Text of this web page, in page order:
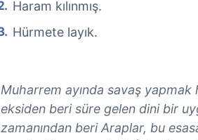
Haram kılınmış.
Hürmete layık.
Muharrem ayında savaş
eksiden beri süre gelen dini bir
zamanından beri Araplar, bu